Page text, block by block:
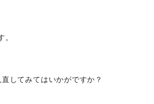
。
してみてはいかがですか？